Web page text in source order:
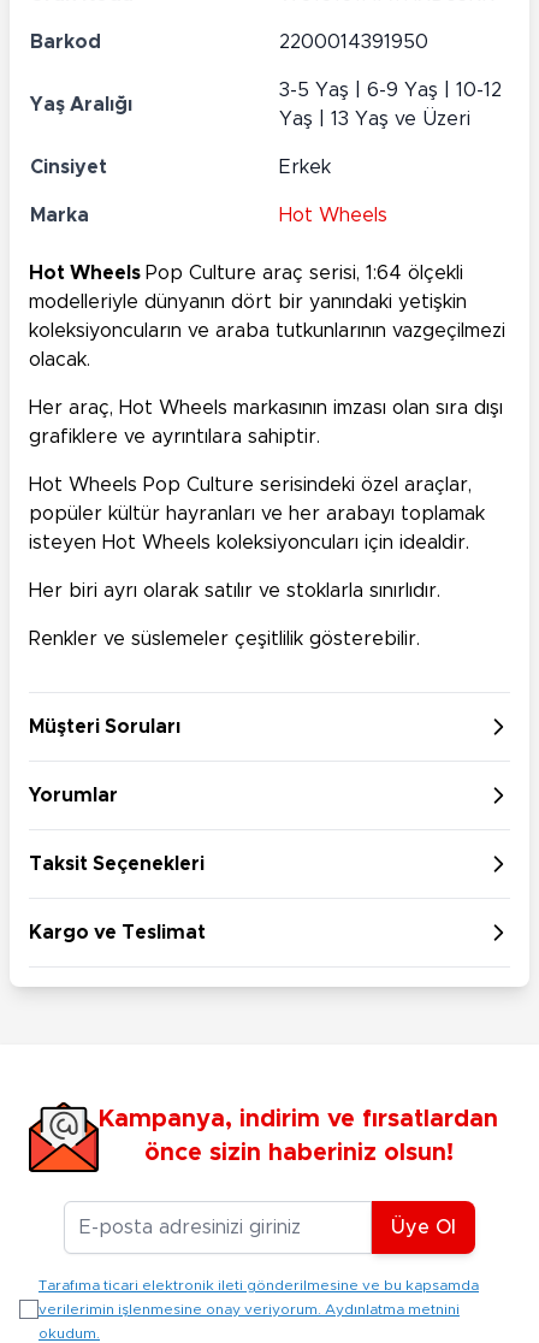
Barkod 2200014391950
Yaş Aralığı
3-5 Yaş | 6-9 Yaş | 10-12
Yaş | 13 Yaş ve Üzeri
Cinsiyet Erkek
Marka Hot Wheels
Hot Wheels Pop Culture araç serisi, 1:64 ölçekli
modelleriyle dünyanın dört bir yanındaki yetişkin
koleksiyoncuların ve araba tutkunlarının vazgeçilmezi
olacak.
Her araç, Hot Wheels markasının imzası olan sıra dışı
grafiklere ve ayrıntılara sahiptir.
Hot Wheels Pop Culture serisindeki özel araçlar,
popüler kültür hayranları ve her arabayı toplamak
isteyen Hot Wheels koleksiyoncuları için idealdir.
Her biri ayrı olarak satılır ve stoklarla sınırlıdır.
Renkler ve süslemeler çeşitlilik gösterebilir.
Müşteri Soruları
Yorumlar
Taksit Seçenekleri
Kargo ve Teslimat
Kampanya, indirim ve fırsatlardan
önce sizin haberiniz olsun!
E-posta Adresiniz
Üye Ol
Tarafıma ticari elektronik ileti gönderilmesine ve bu kapsamda
verilerimin işlenmesine onay veriyorum. Aydınlatma metnini
okudum.